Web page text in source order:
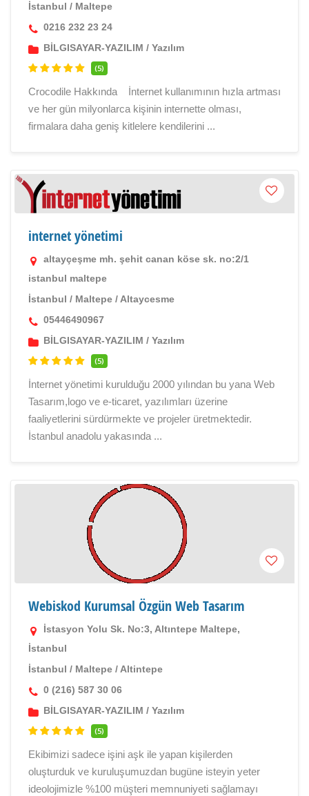
İstanbul / Maltepe
0216 232 23 24
BİLGISAYAR-YAZILIM / Yazılım
(5)
Crocodile Hakkında İnternet kullanımının hızla artması
ve her gün milyonlarca kişinin internette olması,
firmalara daha geniş kitlelere kendilerini ...
internet yönetimi
altayçeşme mh. şehit canan köse sk. no:2/1
istanbul maltepe
İstanbul / Maltepe / Altaycesme
05446490967
BİLGISAYAR-YAZILIM / Yazılım
(5)
İnternet yönetimi kurulduğu 2000 yılından bu yana Web
Tasarım,logo ve e-ticaret, yazılımları üzerine
faaliyetlerini sürdürmekte ve projeler üretmektedir.
İstanbul anadolu yakasında ...
Webiskod Kurumsal Özgün Web Tasarım
İstasyon Yolu Sk. No:3, Altıntepe Maltepe,
İstanbul
İstanbul / Maltepe / Altintepe
0 (216) 587 30 06
BİLGISAYAR-YAZILIM / Yazılım
(5)
Ekibimizi sadece işini aşk ile yapan kişilerden
oluşturduk ve kuruluşumuzdan bugüne isteyin yeter
ideolojimizle %100 müşteri memnuniyeti sağlamayı